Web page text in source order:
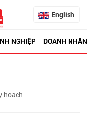
English
NGHIỆP DOANH NHÂN
hoach